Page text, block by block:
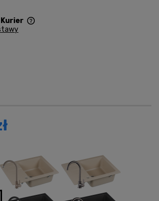
ewentualnych kosztów płatności